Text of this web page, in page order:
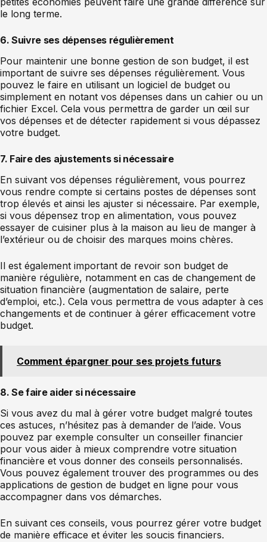
le long terme.
6. Suivre ses dépenses régulièrement
Pour maintenir une bonne gestion de son budget, il est
important de suivre ses dépenses régulièrement. Vous
pouvez le faire en utilisant un logiciel de budget ou
simplement en notant vos dépenses dans un cahier ou un
fichier Excel. Cela vous permettra de garder un œil sur
vos dépenses et de détecter rapidement si vous dépassez
votre budget.
7. Faire des ajustements si nécessaire
En suivant vos dépenses régulièrement, vous pourrez
vous rendre compte si certains postes de dépenses sont
trop élevés et ainsi les ajuster si nécessaire. Par exemple,
si vous dépensez trop en alimentation, vous pouvez
essayer de cuisiner plus à la maison au lieu de manger à
l’extérieur ou de choisir des marques moins chères.
Il est également important de revoir son budget de
manière régulière, notamment en cas de changement de
situation financière (augmentation de salaire, perte
d’emploi, etc.). Cela vous permettra de vous adapter à ces
changements et de continuer à gérer efficacement votre
budget.
Comment épargner pour ses projets futurs
8. Se faire aider si nécessaire
Si vous avez du mal à gérer votre budget malgré toutes
ces astuces, n’hésitez pas à demander de l’aide. Vous
pouvez par exemple consulter un conseiller financier
pour vous aider à mieux comprendre votre situation
financière et vous donner des conseils personnalisés.
Vous pouvez également trouver des programmes ou des
applications de gestion de budget en ligne pour vous
accompagner dans vos démarches.
En suivant ces conseils, vous pourrez gérer votre budget
de manière efficace et éviter les soucis financiers.